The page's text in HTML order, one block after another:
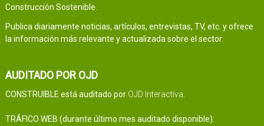
Construcción Sostenible.
Publica diariamente noticias, artículos, entrevistas, TV, etc. y ofrece
la información más relevante y actualizada sobre el sector.
AUDITADO POR OJD
CONSTRUIBLE está auditado por OJD Interactiva
TRÁFICO WEB (durante último mes auditado disponible):